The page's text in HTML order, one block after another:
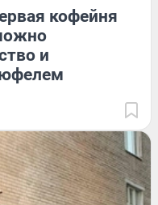
кофейня
и